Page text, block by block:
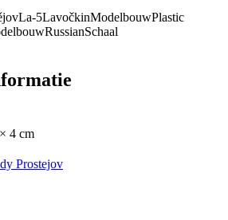
La-5LavočkinModelbouwPlastic
RussianSchaal
4 cm
Prostejov